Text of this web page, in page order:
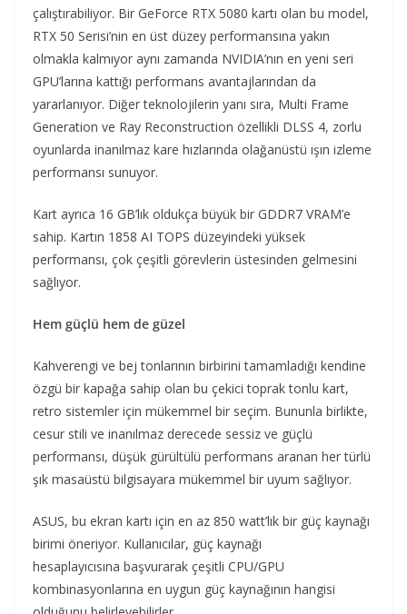
çalıştırabiliyor. Bir GeForce RTX 5080 kartı olan bu model,
RTX 50 Serisi’nin en üst düzey performansına yakın
olmakla kalmıyor aynı zamanda NVIDIA’nın en yeni seri
GPU’larına kattığı performans avantajlarından da
yararlanıyor. Diğer teknolojilerin yanı sıra, Multi Frame
Generation ve Ray Reconstruction özellikli DLSS 4, zorlu
oyunlarda inanılmaz kare hızlarında olağanüstü ışın izleme
performansı sunuyor.
Kart ayrıca 16 GB’lık oldukça büyük bir GDDR7 VRAM’e
sahip. Kartın 1858 AI TOPS düzeyindeki yüksek
performansı, çok çeşitli görevlerin üstesinden gelmesini
sağlıyor.
Hem güçlü hem de güzel
Kahverengi ve bej tonlarının birbirini tamamladığı kendine
özgü bir kapağa sahip olan bu çekici toprak tonlu kart,
retro sistemler için mükemmel bir seçim. Bununla birlikte,
cesur stili ve inanılmaz derecede sessiz ve güçlü
performansı, düşük gürültülü performans aranan her türlü
şık masaüstü bilgisayara mükemmel bir uyum sağlıyor.
ASUS, bu ekran kartı için en az 850 watt’lık bir güç kaynağı
birimi öneriyor. Kullanıcılar, güç kaynağı
hesaplayıcısına başvurarak çeşitli CPU/GPU
kombinasyonlarına en uygun güç kaynağının hangisi